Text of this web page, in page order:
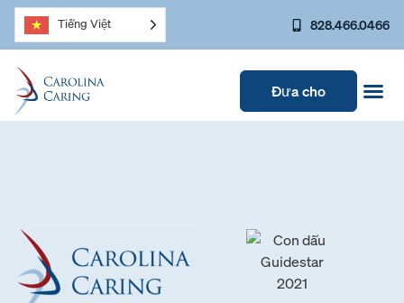
Tiếng Việt 828.466.0466
Đưa cho